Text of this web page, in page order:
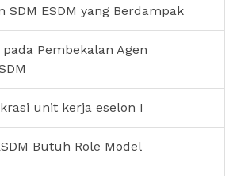
SDM ESDM yang Berdampak
Pembekalan Agen
unit kerja eselon I
Butuh Role Model